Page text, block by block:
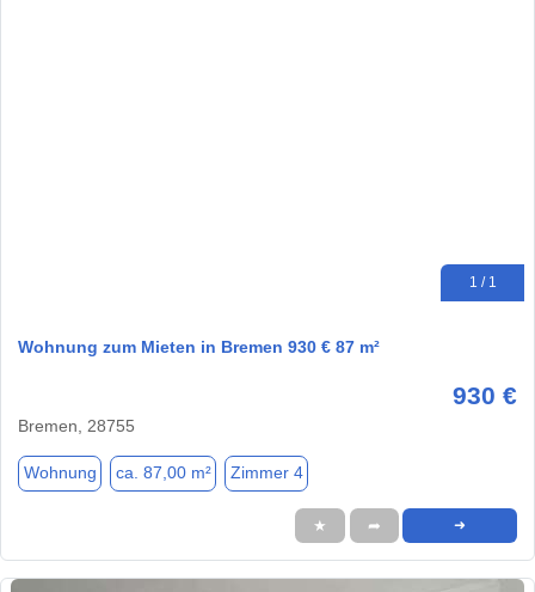
1 / 1
Wohnung zum Mieten in Bremen 930 € 87 m²
930 €
Bremen, 28755
Wohnung ca. 87,00 m² Zimmer 4
★ ➦ ➜